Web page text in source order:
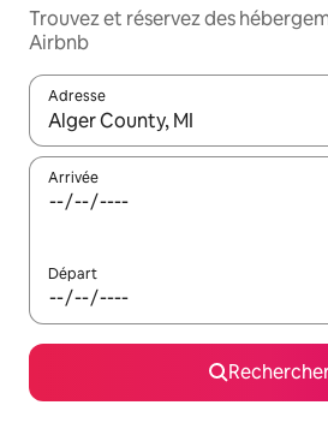
Trouvez et réservez des
Airbnb
Adresse
Lorsque les résultats s'affichent,
Arrivée
Départ